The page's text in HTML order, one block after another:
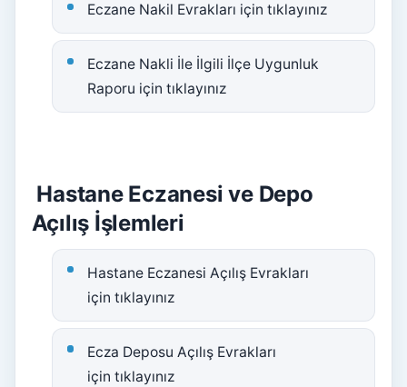
Eczane Nakil Evrakları için tıklayınız
Eczane Nakli İle İlgili İlçe Uygunluk
Raporu için tıklayınız
Hastane Eczanesi ve Depo
Açılış İşlemleri
Hastane Eczanesi Açılış Evrakları
için tıklayınız
Ecza Deposu Açılış Evrakları
için tıklayınız